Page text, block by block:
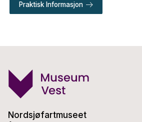
Praktisk Informasjon
Nordsjøfartmuseet